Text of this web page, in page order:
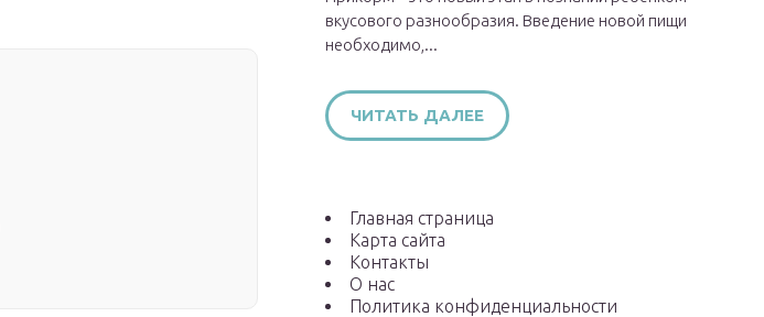
вкусового разнообразия. Введение новой пищи
необходимо,...
ЧИТАТЬ ДАЛЕЕ
Главная страница
Карта сайта
Контакты
О нас
Политика конфиденциальности